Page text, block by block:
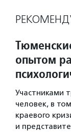
опытом
Участниками
человек, в
краевого
и